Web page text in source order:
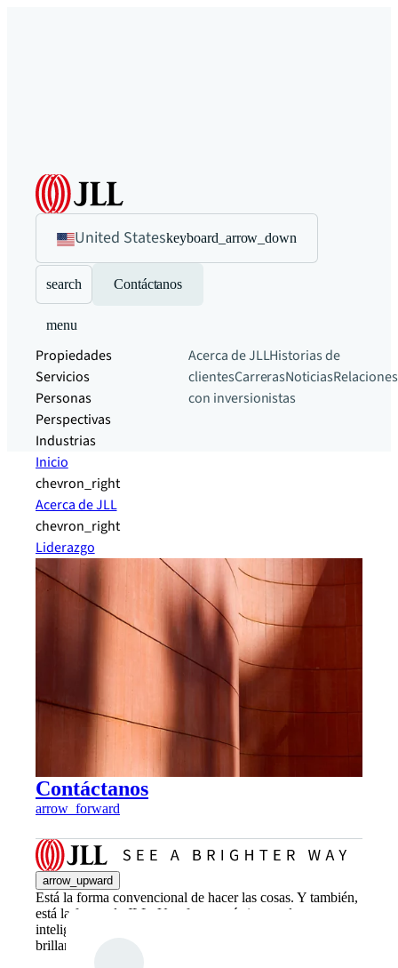
United Stateskeyboard_arrow_down
search Contáctanos
menu
Propiedades
Servicios
Personas
Perspectivas
Industrias
Acerca de JLLHistorias de
clientesCarrerasNoticiasRelaciones
con inversionistas
Inicio
chevron_right
Acerca de JLL
chevron_right
Liderazgo
Contáctanos
arrow_forward
arrow_upward
Está la forma convencional de hacer las cosas. Y también,
está la forma de JLL. Una forma más innovadora,
inteligente y humana. Descubre cómo ver un camino más
brillante con JLL.